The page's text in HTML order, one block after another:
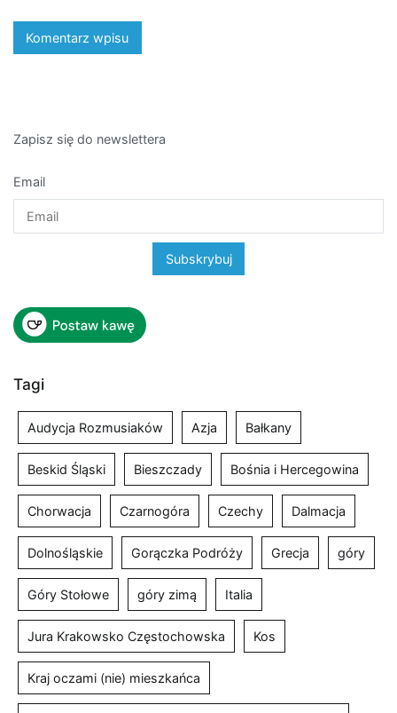
Zapisz się do newslettera
Email
Tagi
Audycja Rozmusiaków Azja Bałkany
Beskid Śląski Bieszczady Bośnia i Hercegowina
Chorwacja Czarnogóra Czechy Dalmacja
Dolnośląskie Gorączka Podróży Grecja góry
Góry Stołowe góry zimą Italia
Jura Krakowsko Częstochowska Kos
Kraj oczami (nie) mieszkańca